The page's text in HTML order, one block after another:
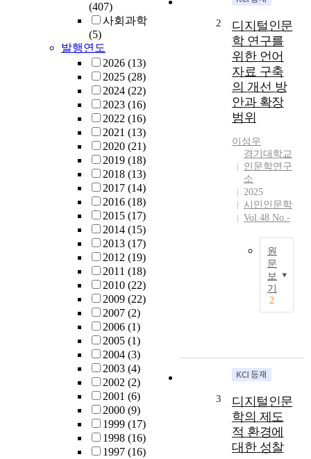
(407)
사회과학
(5)
발행연도
2026 (13)
2025 (28)
2024 (22)
2023 (16)
2022 (16)
2021 (13)
2020 (21)
2019 (18)
2018 (13)
2017 (14)
2016 (18)
2015 (17)
2014 (15)
2013 (17)
2012 (19)
2011 (18)
2010 (22)
2009 (22)
2007 (2)
2006 (1)
2005 (1)
2004 (3)
2003 (4)
2002 (2)
2001 (6)
2000 (9)
1999 (17)
1998 (16)
1997 (16)
2
디지털인문
학 연구를
위한 언어
자료 구축
의 개선 방
안과 확장
범위
이성우
경기대학교
인문학연구
소
2025
시민인문학
Vol.48 No.-
원
문
보
기
2
3
디지털인문
학의 제도
적 환경에
대한 성찰